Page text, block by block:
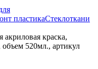
пластикаСтеклоткани
акриловая краска,
объем 520мл., артикул